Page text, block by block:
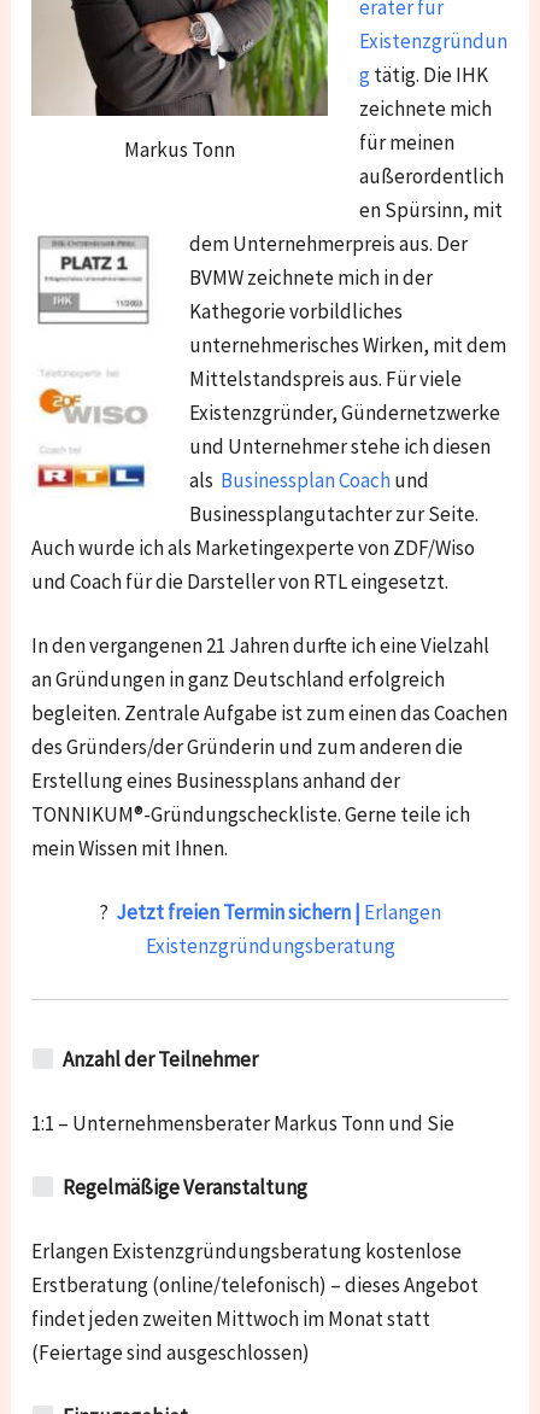
Markus Tonn
erater für
Existenzgründun
gtätig. Die IHK
zeichnete mich
für meinen
außerordentlich
en Spürsinn, mit
dem Unternehmerpreis aus. Der
BVMW zeichnete mich in der
Kathegorie vorbildliches
unternehmerisches Wirken, mit dem
Mittelstandspreis aus. Für viele
Existenzgründer, Gündernetzwerke
und Unternehmer stehe ich diesen
als Businessplan Coachund
Businessplangutachter zur Seite.
Auch wurde ich als Marketingexperte von ZDF/Wiso
und Coach für die Darsteller von RTL eingesetzt.
In den vergangenen 21 Jahren durfte ich eine Vielzahl
an Gründungen in ganz Deutschland erfolgreich
begleiten. Zentrale Aufgabe ist zum einen das Coachen
des Gründers/der Gründerin und zum anderen die
Erstellung eines Businessplans anhand der
TONNIKUM®-Gründungscheckliste. Gerne teile ich
mein Wissen mit Ihnen.
? Jetzt freien Termin sichern | Erlangen
Existenzgründungsberatung
Anzahl der Teilnehmer
1:1 – Unternehmensberater Markus Tonn und Sie
Regelmäßige Veranstaltung
Erlangen Existenzgründungsberatung kostenlose
Erstberatung (online/telefonisch) – dieses Angebot
findet jeden zweiten Mittwoch im Monat statt
(Feiertage sind ausgeschlossen)